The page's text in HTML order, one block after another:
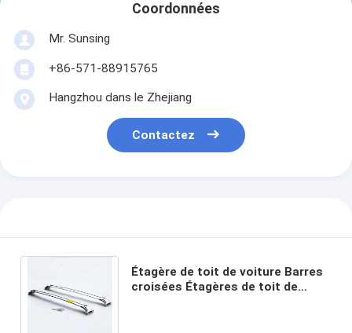
Coordonnées
Mr. Sunsing
+86-571-88915765
Hangzhou dans le Zhejiang
Contactez
Étagère de toit de voiture Barres
croisées Étagères de toit de